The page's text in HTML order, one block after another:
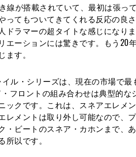
線が搭載されていて、最初は張っ
てもついてきてくれる反応の良
ドラマーの超タイトな感じになり
エーションには驚きです。もう20
す。
ル・シリーズは、現在の市場で
フロントの組み合わせは典型的
ックです。これは、スネアエレメ
レメントは取り外し可能なので、
・ビートのスネア・カホンまで、
以です。